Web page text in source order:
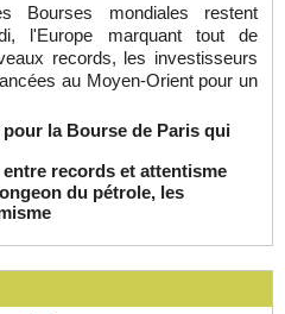
Bourses mondiales restent
l'Europe marquant tout de
records, les investisseurs
au Moyen-Orient pour un
la Bourse de Paris qui
records et attentisme
du pétrole, les